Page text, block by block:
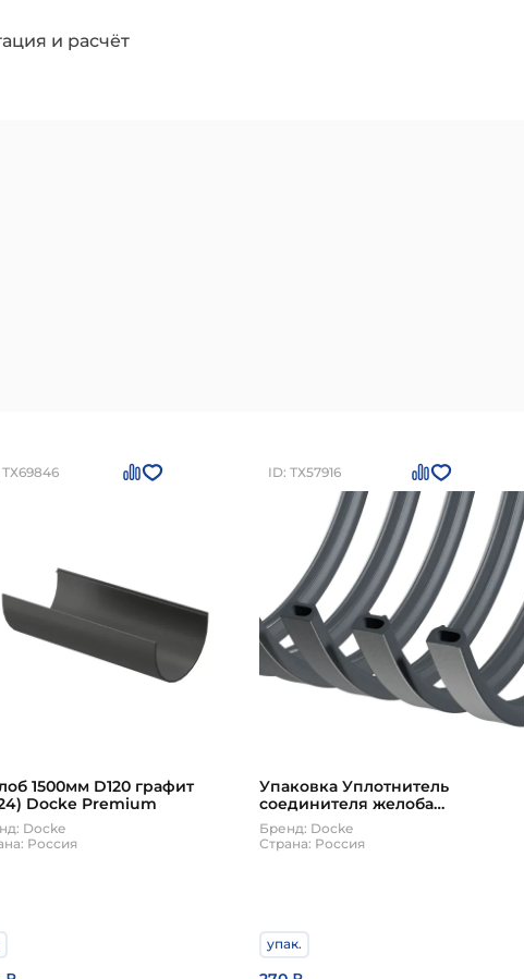
и расчёт
ТХ69846
1500мм D120 графит
Docke Premium
Docke
Россия
ID: ТХ57916
Упаковка Уплотнитель
соединителя желоба
резиновый 10шт Docke
PREMIUM
Бренд: Docke
Страна: Россия
упак.